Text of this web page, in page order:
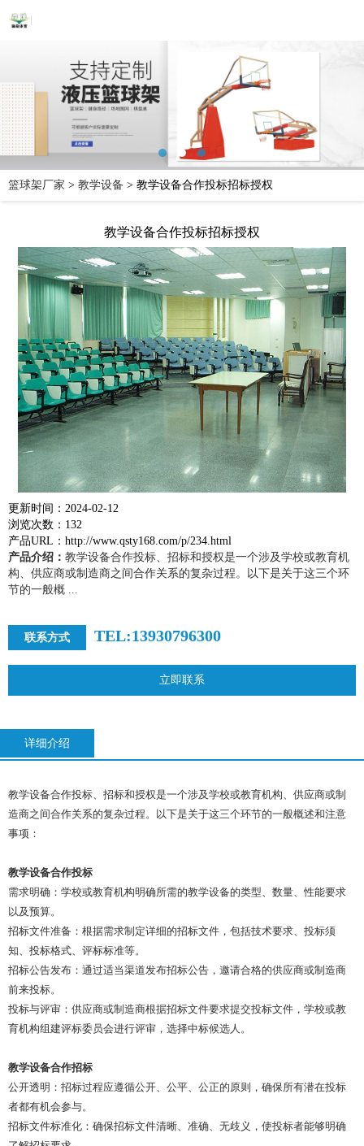
篮球架厂家 > 教学设备 > 教学设备合作投标招标授权
教学设备合作投标招标授权
更新时间：2024-02-12
浏览次数：132
产品URL：http://www.qsty168.com/p/234.html
产品介绍： 教学设备合作投标、招标和授权是一个涉及学校或教育机
构、供应商或制造商之间合作关系的复杂过程。以下是关于这三个环
节的一般概 ...
联系方式 TEL:13930796300
立即联系
详细介绍
教学设备合作投标、招标和授权是一个涉及学校或教育机构、供应商或制
造商之间合作关系的复杂过程。以下是关于这三个环节的一般概述和注意
事项：
教学设备合作投标
需求明确：学校或教育机构明确所需的教学设备的类型、数量、性能要求
以及预算。
招标文件准备：根据需求制定详细的招标文件，包括技术要求、投标须
知、投标格式、评标标准等。
招标公告发布：通过适当渠道发布招标公告，邀请合格的供应商或制造商
前来投标。
投标与评审：供应商或制造商根据招标文件要求提交投标文件，学校或教
育机构组建评标委员会进行评审，选择中标候选人。
教学设备合作招标
公开透明：招标过程应遵循公开、公平、公正的原则，确保所有潜在投标
者都有机会参与。
招标文件标准化：确保招标文件清晰、准确、无歧义，使投标者能够明确